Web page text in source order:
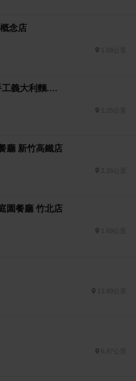
念店
Dambino丹比諾 手工義大利麵.披薩
1.25公里
廳 新竹高鐵店
園餐廳 竹北店